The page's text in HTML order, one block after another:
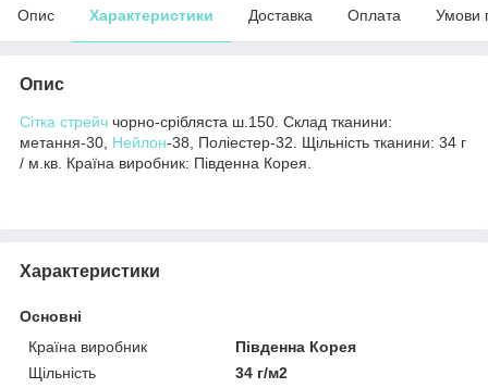
Опис Характеристики Доставка Оплата Умови
Опис
Сітка стрейч чорно-срібляста ш.150. Склад тканини:
метання-30, Нейлон-38, Поліестер-32. Щільність тканини: 34 г
/ м.кв. Країна виробник: Південна Корея.
Характеристики
Основні
Країна виробник
Південна Корея
Щільність
34 г/м2